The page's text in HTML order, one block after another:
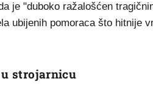
je "duboko ražalošćen
ubijenih pomoraca što hitnije
strojarnicu